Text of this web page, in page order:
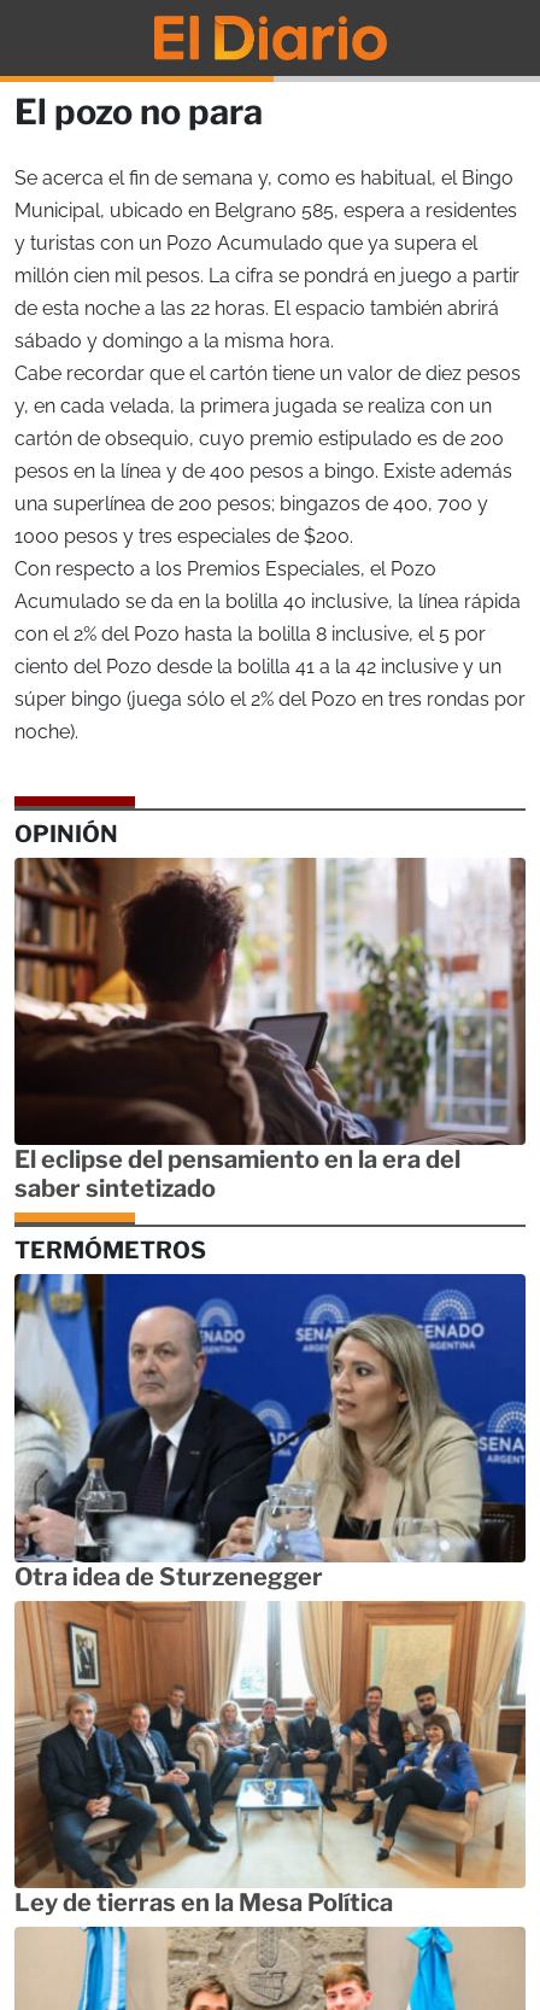
El pozo no para
Se acerca el fin de semana y, como es habitual, el Bingo
Municipal, ubicado en Belgrano 585, espera a residentes
y turistas con un Pozo Acumulado que ya supera el
millón cien mil pesos. La cifra se pondrá en juego a partir
de esta noche a las 22 horas. El espacio también abrirá
sábado y domingo a la misma hora.
Cabe recordar que el cartón tiene un valor de diez pesos
y, en cada velada, la primera jugada se realiza con un
cartón de obsequio, cuyo premio estipulado es de 200
pesos en la línea y de 400 pesos a bingo. Existe además
una superlínea de 200 pesos; bingazos de 400, 700 y
1000 pesos y tres especiales de $200.
Con respecto a los Premios Especiales, el Pozo
Acumulado se da en la bolilla 40 inclusive, la línea rápida
con el 2% del Pozo hasta la bolilla 8 inclusive, el 5 por
ciento del Pozo desde la bolilla 41 a la 42 inclusive y un
súper bingo (juega sólo el 2% del Pozo en tres rondas por
noche).
OPINIÓN
El eclipse del pensamiento en la era del
saber sintetizado
TERMÓMETROS
Otra idea de Sturzenegger
Ley de tierras en la Mesa Política